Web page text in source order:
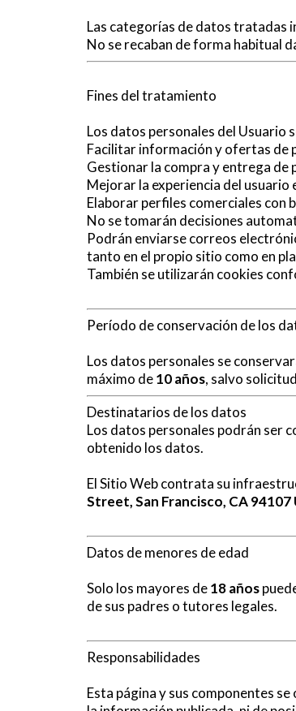
Las categorías de datos tratadas
No se recaban de forma habitual
Fines del tratamiento
Los datos personales del Usuario
Facilitar información y ofertas de
Gestionar la compra y entrega
Mejorar la experiencia del usuario
Elaborar perfiles comerciales con
No se tomarán decisiones
Podrán enviarse correos
tanto en el propio sitio como en
También se utilizarán cookies
Período de conservación de los
Los datos personales se
máximo de10 años, salvo
Destinatarios de los datos
Los datos personales podrán ser
obtenido los datos.
El Sitio Web contrata su
Street, San Francisco, CA 94107
Datos de menores de edad
Solo los mayores de18 años
de sus padres o tutores legales.
Responsabilidades
Esta página y sus componentes